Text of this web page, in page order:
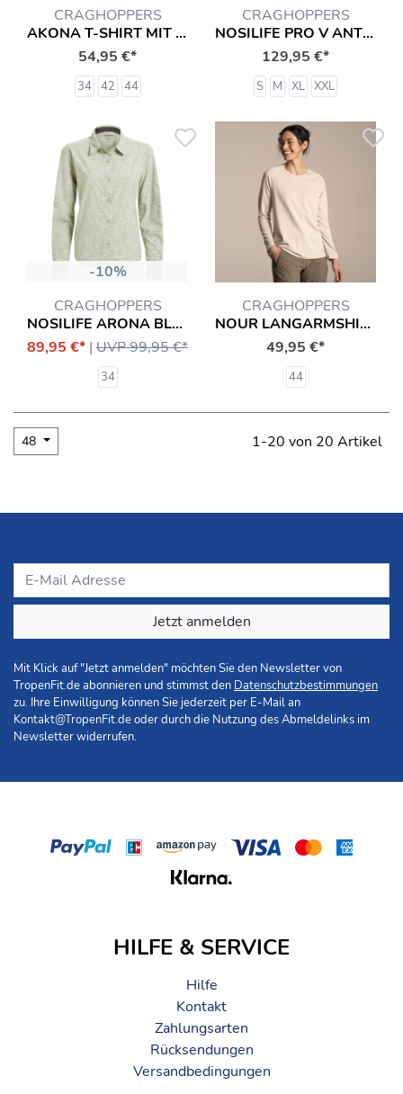
CRAGHOPPERS
AKONA T-SHIRT MIT INSEKTENSCHUTZ LANGARMSHIRT HEMD
54,95 €*
34 42 44
CRAGHOPPERS
NOSILIFE PRO V ANTI-INSEKT HEMD
129,95 €*
S M XL XXL
-10%
CRAGHOPPERS
NOSILIFE ARONA BLUSE HEMD
89,95 €* | UVP 99,95 €*
34
CRAGHOPPERS
NOUR LANGARMSHIRT T-SHIRT MIT INSEKTENSCHUTZ (LONG SLEEVED) HEMD
49,95 €*
44
48 1-20 von 20 Artikel
Jetzt anmelden
Mit Klick auf "Jetzt anmelden" möchten Sie den Newsletter von
TropenFit.de abonnieren und stimmst den Datenschutzbestimmungen
zu. Ihre Einwilligung können Sie jederzeit per E-Mail an
Kontakt@TropenFit.deoder durch die Nutzung des Abmeldelinks im
Newsletter widerrufen.
HILFE & SERVICE
Hilfe
Kontakt
Zahlungsarten
Rücksendungen
Versandbedingungen